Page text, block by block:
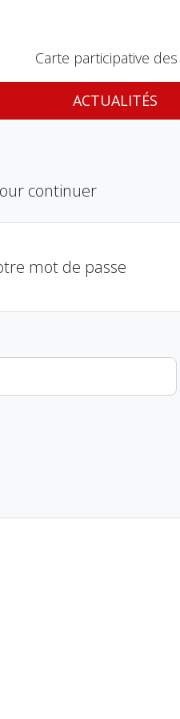
Carte participative
ACTUALITÉS
continuer
mot de passe